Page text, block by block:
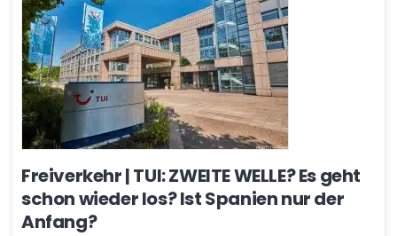
Freiverkehr | TUI: ZWEITE WELLE? Es geht
schon wieder los? Ist Spanien nur der
Anfang?